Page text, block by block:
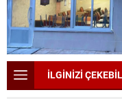
İLGİNİZİ